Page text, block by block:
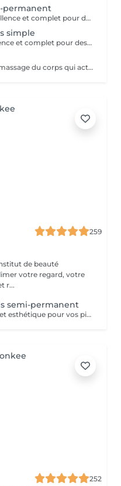
permanent
Cette prestation est un soin d'excellence et complet pour des pieds doux et soyeux. Trempage, ponçage des callosités, application d'un gommage , application d'un masques hydratant et pour finir une crème hydratante. Nous terminons la prestation avec la pose du vernis semi-permanent de votre choix.
simple
Cette prestation est un soin excellence et complet pour des pieds doux et soyeux. Trempage, ponçage des callosités, application d'un gommage , application d'un masques hydratant et pour finir une crème hydratante. Ensuite la pose du vernis classique avec la couleur de votre choix.
Le soin corps Pure Altitude est un massage du corps qui active le système nerveux parasympathique qui réduit le stress. Pendant que vous vous relaxez, la respiration et la circulation sanguine ralentissent, le stress diminue, votre corps est en repos complet. La pression du massage est à la demande du client avant le soin (légère à forte).
259
de beauté
votre regard, votre
r...
semi-permanent
Cette pédicure complète allie soin et esthétique pour vos pieds. Nous commençons par repousser délicatement les cuticules, puis effectuons un gommage exfoliant pour éliminer les peaux mortes et lisser la peau. Ensuite, un soin à la paraffine est appliqué pour hydrater en profondeur et revitaliser vos pieds, les laissant doux et nourris. Pour finaliser la prestation, nous appliquons un vernis semi-permanent de haute qualité, garantissant une tenue impeccable pendant plusieurs semaines, avec une brillance durable et des pieds parfaitement soignés.
252